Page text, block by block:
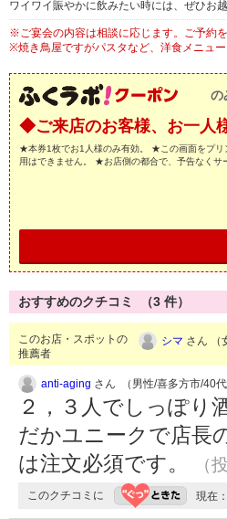
ワイワイ賑やかに飲みたい時には、ぜひお
※ご宴会の内容は相談に応じます。ご予約を
※焼き鳥屋ですがパスタなど、洋食メニュ
の
◆ご来店のお客様、お一人
★本券1枚でお1人様のみ有効。 ★この画面をプリ
用はできません。 ★お店側の都合で、予告なくサ
おすすめのクチコミ （3 件）
このお店・スポットの
推薦者
シマ さん （
anti-aging さん （男性/喜多方市/40代/
２，３人でしっぽり
だかユニークで店長
は注文必須です。
（
このクチコミに 現在：